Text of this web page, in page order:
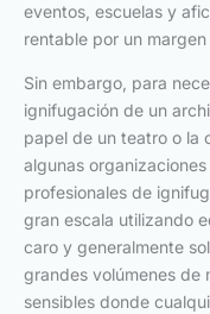
eventos, escuelas y
rentable por un
Sin embargo, para
ignifugación de un
papel de un teatro o la
algunas
profesionales de
gran escala utilizando
caro y generalmente
grandes volúmenes de
sensibles donde